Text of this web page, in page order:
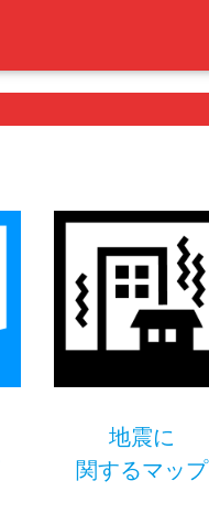
地震に
関するマップ